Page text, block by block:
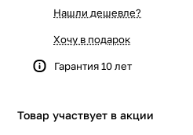
Нашли дешевле?
Хочу в подарок
Гарантия 10 лет
Товар участвует в акции